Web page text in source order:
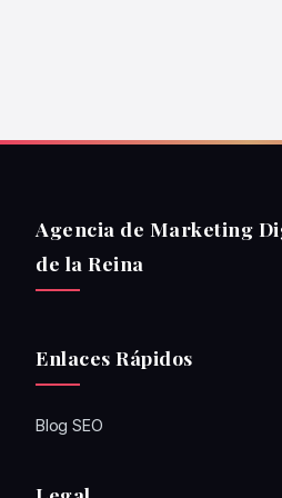
Agencia de Marketing
de la Reina
Enlaces Rápidos
Blog SEO